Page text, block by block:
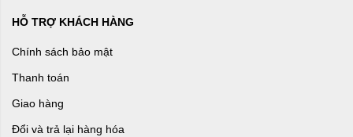
HỖ TRỢ KHÁCH HÀNG
Chính sách bảo mật
Thanh toán
Giao hàng
Đổi và trả lại hàng hóa